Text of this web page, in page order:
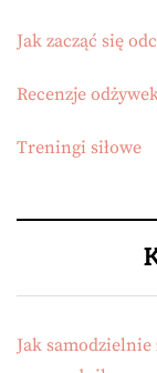
Jak zacząć się
Recenzje
Treningi siłowe
Jak